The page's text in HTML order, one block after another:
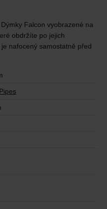
Falcon vyobrazené na
obdržíte po jejich
nafocený samostatně před